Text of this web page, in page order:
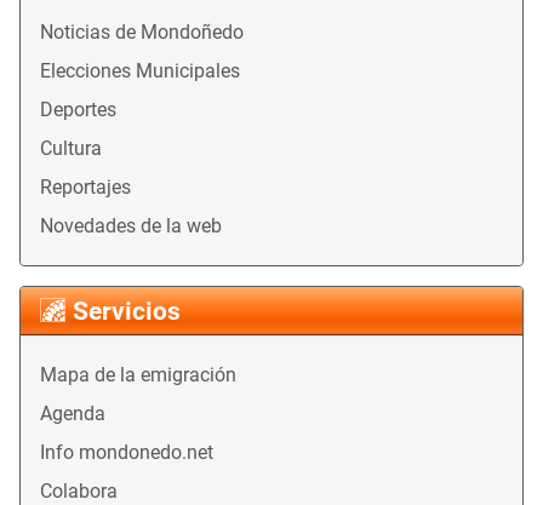
Noticias de Mondoñedo
Elecciones Municipales
Deportes
Cultura
Reportajes
Novedades de la web
Servicios
Mapa de la emigración
Agenda
Info mondonedo.net
Colabora